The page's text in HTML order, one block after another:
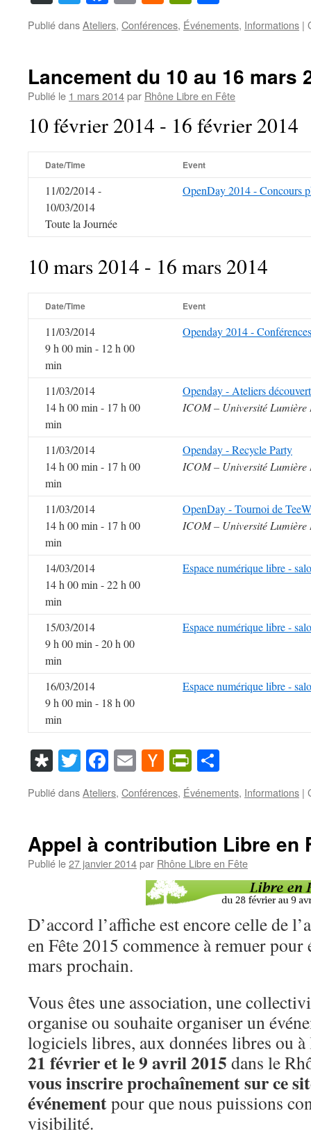
News
Publié dansAteliers, Conférences, Événements, Informations |
Lancement du 10 au 16 mars
Publié le 1 mars 2014par Rhône Libre en Fête
10 février 2014 - 16 février 2014
Date/Time Event
11/02/2014 -
10/03/2014
Toute la Journée
OpenDay 2014 - Concours
10 mars 2014 - 16 mars 2014
Date/Time Event
11/03/2014
9 h 00 min - 12 h 00
min
Openday 2014 -
11/03/2014
14 h 00 min - 17 h 00
min
Openday - Ateliers
ICOM – Université
11/03/2014
14 h 00 min - 17 h 00
min
Openday - Recycle Party
ICOM – Université
11/03/2014
14 h 00 min - 17 h 00
min
OpenDay - Tournoi de
ICOM – Université
14/03/2014
14 h 00 min - 22 h 00
min
Espace numérique libre -
15/03/2014
9 h 00 min - 20 h 00
min
Espace numérique libre -
16/03/2014
9 h 00 min - 18 h 00
min
Espace numérique libre -
Diaspora
TwitterFacebook
EmailHacker
News
PrintFriendly
Publié dansAteliers, Conférences, Événements, Informations |
Appel à contribution Libre en
Publié le27 janvier 2014par Rhône Libre en Fête
D’accord l’affiche est encore celle de
en Fête 2015 commence à remuer pour
mars prochain.
Vous êtes une association, une
organise ou souhaite organiser un
logiciels libres, aux données libres ou
21 février et le 9 avril 2015 dans le
vous inscrire prochaînement sur ce
événementpour que nous puissions
visibilité.